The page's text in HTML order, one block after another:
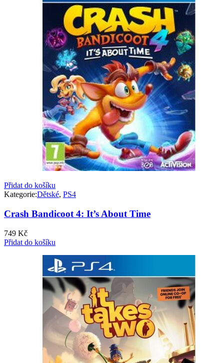
Přidat do košíku
Kategorie:Dětské, PS4
Crash Bandicoot 4: It’s About Time
749 Kč
Přidat do košíku